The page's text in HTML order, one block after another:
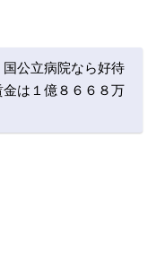
公立病院なら好待
は１億８６６８万